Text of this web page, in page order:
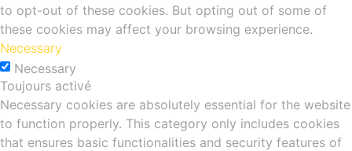
to opt-out of these cookies. But opting out of some of
these cookies may affect your browsing experience.
Necessary
Necessary
Toujours activé
Necessary cookies are absolutely essential for the website
to function properly. This category only includes cookies
that ensures basic functionalities and security features of